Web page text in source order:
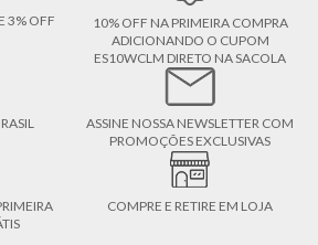
3% OFF
10% OFF NA PRIMEIRA COMPRA
ADICIONANDO O CUPOM
ES10WCLM DIRETO NA SACOLA
ASSINE NOSSA NEWSLETTER COM
PROMOÇÕES EXCLUSIVAS
COMPRE E RETIRE EM LOJA